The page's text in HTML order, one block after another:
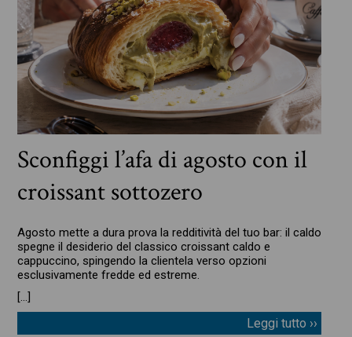
Sconfiggi l’afa di agosto con il
croissant sottozero
Agosto mette a dura prova la redditività del tuo bar: il caldo
spegne il desiderio del classico croissant caldo e
cappuccino, spingendo la clientela verso opzioni
esclusivamente fredde ed estreme.
[…]
Leggi tutto ››